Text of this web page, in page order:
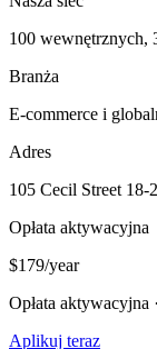
100 wewnętrznych,
Branża
E-commerce i
Adres
105 Cecil Street 18-
Opłata aktywacyjna
$179/year
Opłata aktywacyjna
Aplikuj teraz